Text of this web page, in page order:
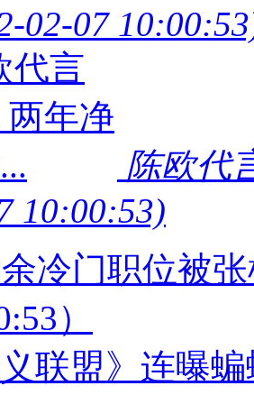
02-07
陈欧代
10:00:53)
冷门职位被
）
义联盟》连曝